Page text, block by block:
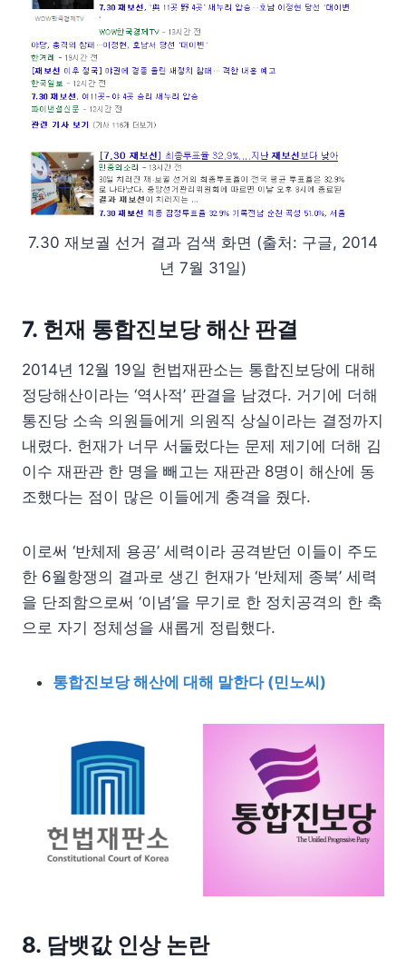
7.30 재보궐 선거 결과 검색 화면 (출처: 구글, 2014
년 7월 31일)
7. 헌재 통합진보당 해산 판결
2014년 12월 19일 헌법재판소는 통합진보당에 대해
정당해산이라는 ‘역사적’ 판결을 남겼다. 거기에 더해
통진당 소속 의원들에게 의원직 상실이라는 결정까지
내렸다. 헌재가 너무 서둘렀다는 문제 제기에 더해 김
이수 재판관 한 명을 빼고는 재판관 8명이 해산에 동
조했다는 점이 많은 이들에게 충격을 줬다.
이로써 ‘반체제 용공’ 세력이라 공격받던 이들이 주도
한 6월항쟁의 결과로 생긴 헌재가 ‘반체제 종북’ 세력
을 단죄함으로써 ‘이념’을 무기로 한 정치공격의 한 축
으로 자기 정체성을 새롭게 정립했다.
통합진보당 해산에 대해 말한다 (민노씨)
8. 담뱃값 인상 논란